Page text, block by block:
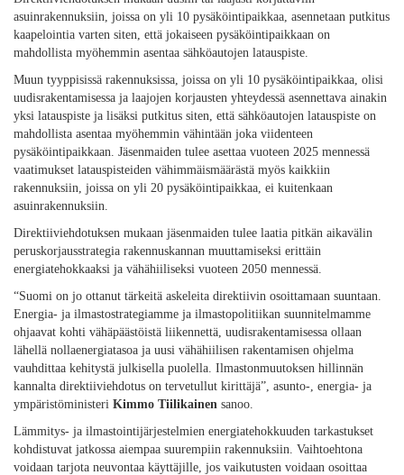
asuinrakennuksiin, joissa on yli 10 pysäköintipaikkaa, asennetaan putkitus
kaapelointia varten siten, että jokaiseen pysäköintipaikkaan on
mahdollista myöhemmin asentaa sähköautojen latauspiste.
Muun tyyppisissä rakennuksissa, joissa on yli 10 pysäköintipaikkaa, olisi
uudisrakentamisessa ja laajojen korjausten yhteydessä asennettava ainakin
yksi latauspiste ja lisäksi putkitus siten, että sähköautojen latauspiste on
mahdollista asentaa myöhemmin vähintään joka viidenteen
pysäköintipaikkaan. Jäsenmaiden tulee asettaa vuoteen 2025 mennessä
vaatimukset latauspisteiden vähimmäismäärästä myös kaikkiin
rakennuksiin, joissa on yli 20 pysäköintipaikkaa, ei kuitenkaan
asuinrakennuksiin.
Direktiiviehdotuksen mukaan jäsenmaiden tulee laatia pitkän aikavälin
peruskorjausstrategia rakennuskannan muuttamiseksi erittäin
energiatehokkaaksi ja vähähiiliseksi vuoteen 2050 mennessä.
“Suomi on jo ottanut tärkeitä askeleita direktiivin osoittamaan suuntaan.
Energia- ja ilmastostrategiamme ja ilmastopolitiikan suunnitelmamme
ohjaavat kohti vähäpäästöistä liikennettä, uudisrakentamisessa ollaan
lähellä nollaenergiatasoa ja uusi vähähiilisen rakentamisen ohjelma
vauhdittaa kehitystä julkisella puolella. Ilmastonmuutoksen hillinnän
kannalta direktiiviehdotus on tervetullut kirittäjä”, asunto-, energia- ja
ympäristöministeri Kimmo Tiilikainen sanoo.
Lämmitys- ja ilmastointijärjestelmien energiatehokkuuden tarkastukset
kohdistuvat jatkossa aiempaa suurempiin rakennuksiin. Vaihtoehtona
voidaan tarjota neuvontaa käyttäjille, jos vaikutusten voidaan osoittaa